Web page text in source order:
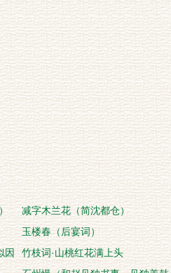
减字木兰花（简沈都仓）
玉楼春（后宴词）
因
竹枝词·山桃红花满上头